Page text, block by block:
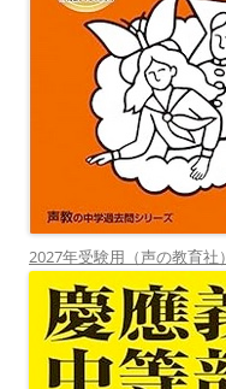
2027年受験用（声の教育社）